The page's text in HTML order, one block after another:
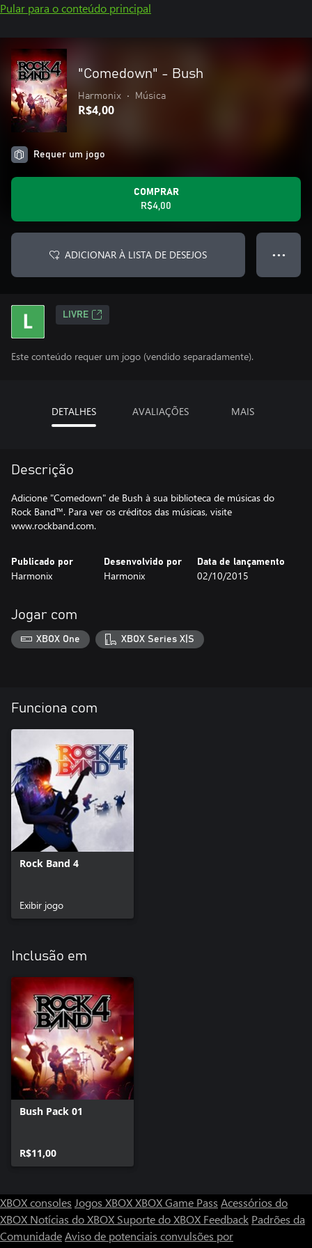
Pular para o conteúdo principal
"Comedown" - Bush
Harmonix • Música
R$4,00
Requer um jogo
COMPRAR
R$4,00
ADICIONAR À LISTA DE DESEJOS ● ● ●
LIVRE
Este conteúdo requer um jogo (vendido separadamente).
DETALHES AVALIAÇÕES MAIS
Descrição
Adicione "Comedown" de Bush à sua biblioteca de músicas do
Rock Band™. Para ver os créditos das músicas, visite
www.rockband.com.
Publicado por
Harmonix
Desenvolvido por
Harmonix
Data de lançamento
02/10/2015
Jogar com
XBOX One XBOX Series X|S
Funciona com
Rock Band 4
Exibir jogo
Inclusão em
Bush Pack 01
R$11,00
XBOX consoles Jogos XBOXXBOX Game Pass Acessórios do
XBOX Notícias do XBOX Suporte do XBOX Feedback Padrões da
ComunidadeAviso de potenciais convulsões por